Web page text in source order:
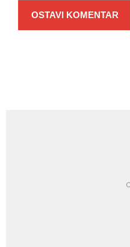
OSTAVI KOMENTAR